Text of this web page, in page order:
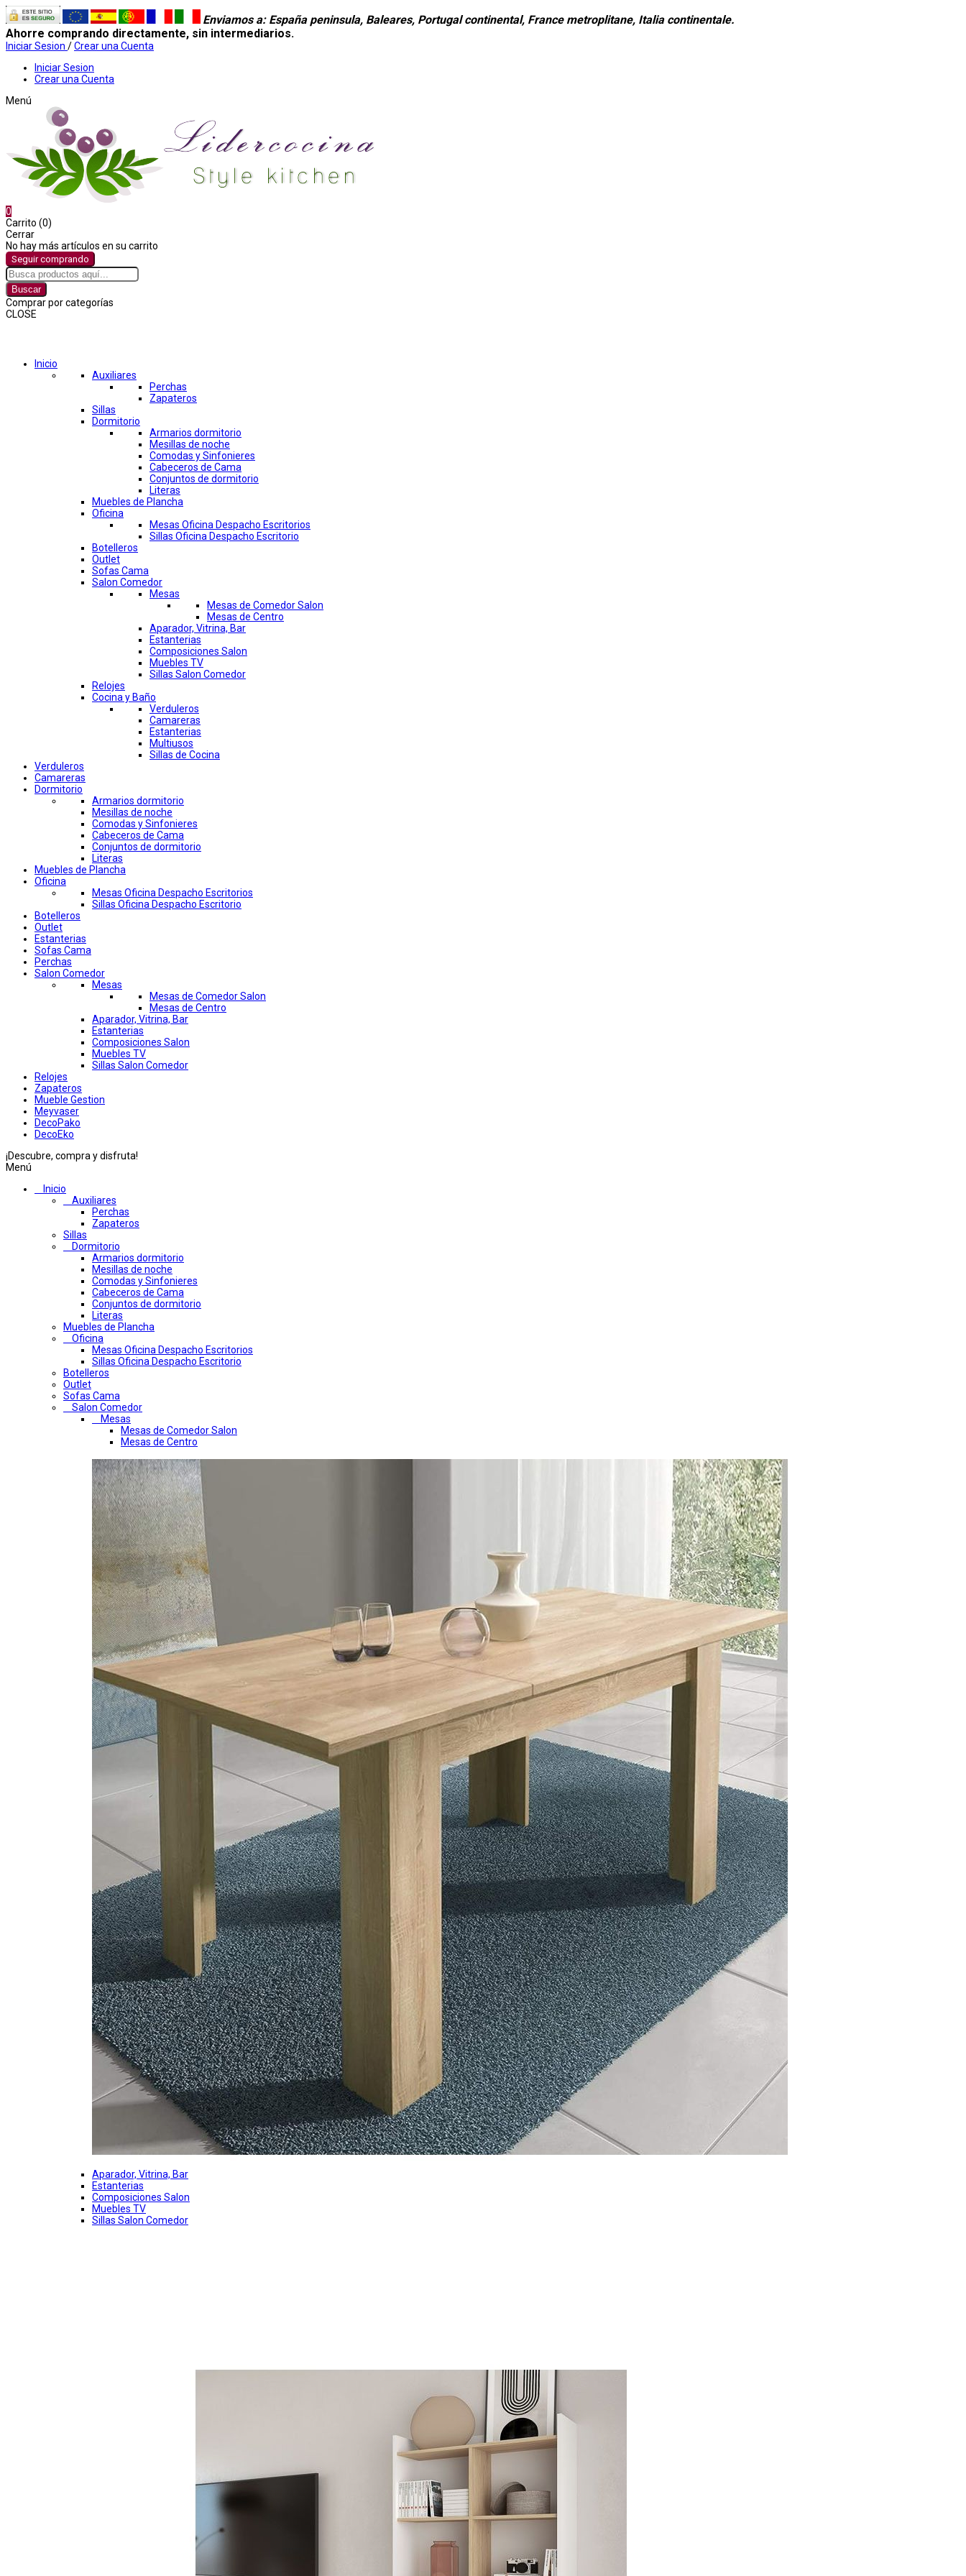
Enviamos a: España peninsula, Baleares, Portugal continental, France metroplitane, Italia continentale.
Ahorre comprando directamente, sin intermediarios.
Iniciar Sesion /Crear una Cuenta
Iniciar Sesion
Crear una Cuenta
Menú
0
Carrito (0)
Cerrar
No hay más artículos en su carrito
Seguir comprando
Buscar
Comprar por categorías
CLOSE
Inicio
Auxiliares
Perchas
Zapateros
Sillas
Dormitorio
Armarios dormitorio
Mesillas de noche
Comodas y Sinfonieres
Cabeceros de Cama
Conjuntos de dormitorio
Literas
Muebles de Plancha
Oficina
Mesas Oficina Despacho Escritorios
Sillas Oficina Despacho Escritorio
Botelleros
Outlet
Sofas Cama
Salon Comedor
Mesas
Mesas de Comedor Salon
Mesas de Centro
Aparador, Vitrina, Bar
Estanterias
Composiciones Salon
Muebles TV
Sillas Salon Comedor
Relojes
Cocina y Baño
Verduleros
Camareras
Estanterias
Multiusos
Sillas de Cocina
Verduleros
Camareras
Dormitorio
Armarios dormitorio
Mesillas de noche
Comodas y Sinfonieres
Cabeceros de Cama
Conjuntos de dormitorio
Literas
Muebles de Plancha
Oficina
Mesas Oficina Despacho Escritorios
Sillas Oficina Despacho Escritorio
Botelleros
Outlet
Estanterias
Sofas Cama
Perchas
Salon Comedor
Mesas
Mesas de Comedor Salon
Mesas de Centro
Aparador, Vitrina, Bar
Estanterias
Composiciones Salon
Muebles TV
Sillas Salon Comedor
Relojes
Zapateros
Mueble Gestion
Meyvaser
DecoPako
DecoEko
¡Descubre, compra y disfruta!
Menú
Inicio
Auxiliares
Perchas
Zapateros
Sillas
Dormitorio
Armarios dormitorio
Mesillas de noche
Comodas y Sinfonieres
Cabeceros de Cama
Conjuntos de dormitorio
Literas
Muebles de Plancha
Oficina
Mesas Oficina Despacho Escritorios
Sillas Oficina Despacho Escritorio
Botelleros
Outlet
Sofas Cama
Salon Comedor
Mesas
Mesas de Comedor Salon
Mesas de Centro
Aparador, Vitrina, Bar
Estanterias
Composiciones Salon
Muebles TV
Sillas Salon Comedor